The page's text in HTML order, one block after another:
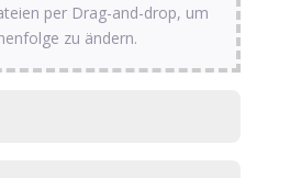
per Drag-and-drop, um
zu ändern.